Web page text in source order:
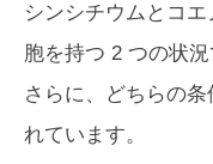
シンシチウムとコ
胞を持つ 2 つの状況
さらに、どちらの
れています。